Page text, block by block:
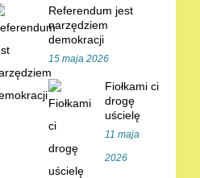
Referendum jest
narzędziem
demokracji
15 maja 2026
Fiołkami ci
drogę
uścielę
11 maja
2026